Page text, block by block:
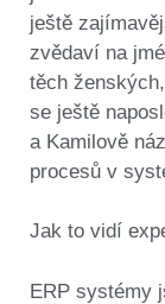
ještě
zvědaví na
těch
se ještě
a Kamilově
procesů v
Jak to vidí
ERP systémy